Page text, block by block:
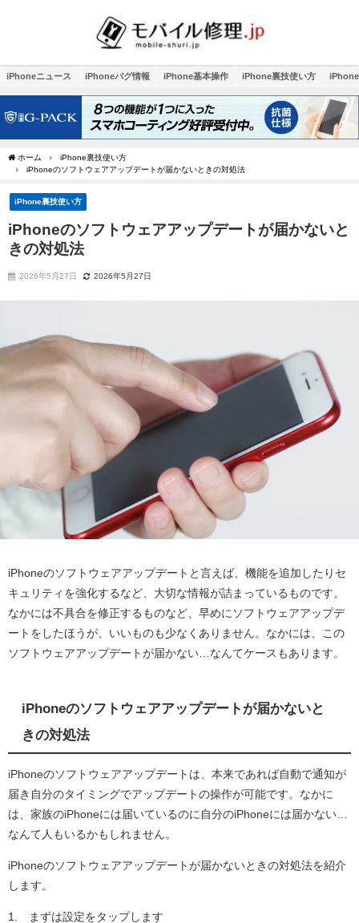
iPhoneニュース iPhoneバグ情報 iPhone基本操作 iPhone裏技使い方
ホーム
iPhone裏技使い方
iPhoneのソフトウェアアップデートが届かないときの対処法
iPhone裏技使い方
iPhoneのソフトウェアアップデートが届かないと
きの対処法
2026年5月27日 2026年5月27日
iPhoneのソフトウェアアップデートと言えば、機能を追加したりセ
キュリティを強化するなど、大切な情報が詰まっているものです。
なかには不具合を修正するものなど、早めにソフトウェアアップデ
ートをしたほうが、いいものも少なくありません。なかには、この
ソフトウェアアップデートが届かない…なんてケースもあります。
iPhoneのソフトウェアアップデートが届かないと
きの対処法
iPhoneのソフトウェアアップデートは、本来であれば自動で通知が
届き自分のタイミングでアップデートの操作が可能です。なかに
は、家族のiPhoneには届いているのに自分のiPhoneには届かない…
なんて人もいるかもしれません。
iPhoneのソフトウェアアップデートが届かないときの対処法を紹介
します。
1. まずは設定をタップします